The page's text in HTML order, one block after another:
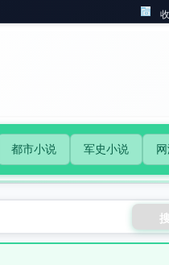
都市小说 军史小说